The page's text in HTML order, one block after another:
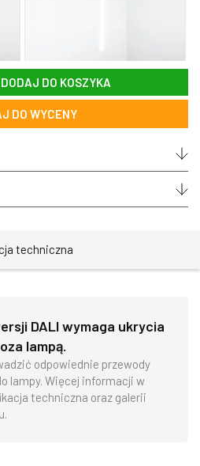
DODAJ DO KOSZYKA
DO WYCENY
techniczna
DALI wymaga ukrycia
lampą.
odpowiednie przewody
lampy. Więcej informacji w
techniczna oraz galerii